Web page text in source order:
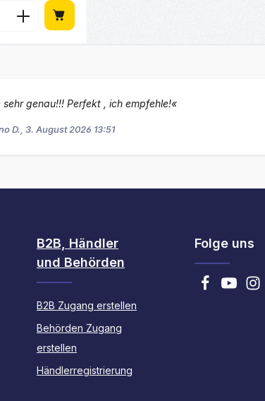
um die Anzahl zu
oder benutze dieWert ein oder
Anzahl: Gib den
sehr genau!!! Perfekt , ich empfehle!«
D., 3. August 2026 13:51
B2B, Händler
und Behörden
B2B Zugang erstellen
Behörden Zugang
erstellen
Händlerregistrierung
Folge uns